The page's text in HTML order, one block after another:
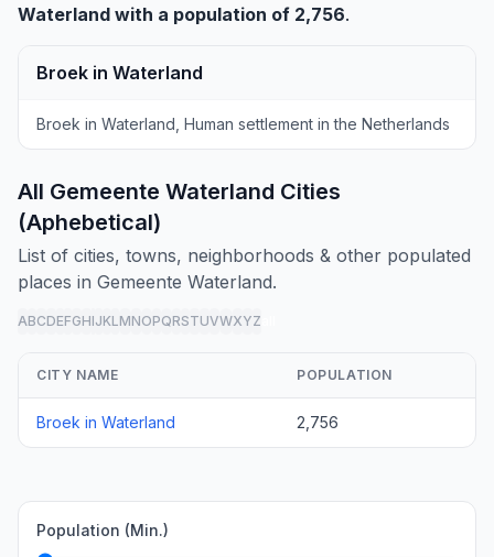
Waterland with a population of 2,756.
Broek in Waterland
Broek in Waterland, Human settlement in the Netherlands
All Gemeente Waterland Cities
(Aphebetical)
List of cities, towns, neighborhoods & other populated
places in Gemeente Waterland.
ABCDEFGHIJKLMNOPQRSTUVWXYZ
CITY NAME POPULATION
Broek in Waterland 2,756
Population (Min.)